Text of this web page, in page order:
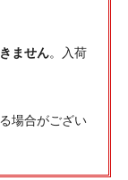
ません。入荷
場合がござい